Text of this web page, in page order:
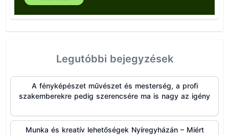
Legutóbbi bejegyzések
A fényképészet művészet és mesterség, a profi
szakemberekre pedig szerencsére ma is nagy az igény
Munka és kreatív lehetőségek Nyíregyházán – Miért